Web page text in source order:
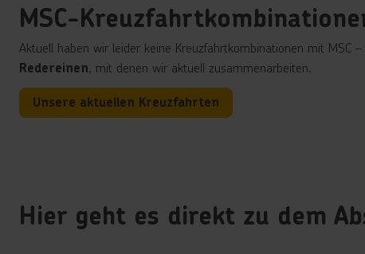
MSC-
Aktuell haben wir leider keine Kreuzfahrtkombinationen mit MSC
Redereinen, mit denen wir aktuell zusammenarbeiten.
Unsere aktuellen Kreuzfahrten
Hier geht es direkt zu dem